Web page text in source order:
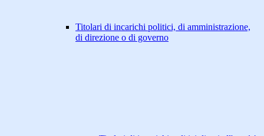
Titolari di incarichi politici, di amministrazione,
di direzione o di governo